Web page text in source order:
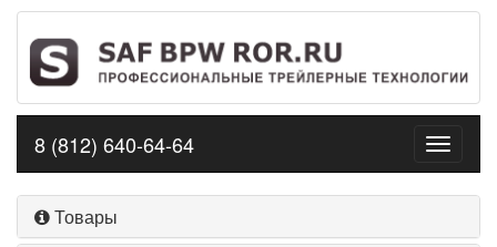
Toggle
8 (812) 640-64-64
Товары